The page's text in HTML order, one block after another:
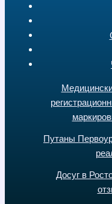
Путаны
Досуг в